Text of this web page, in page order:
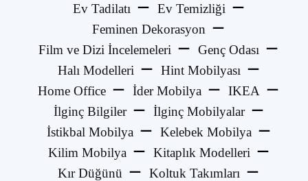
Ev Tadilatı
Ev Temizliği
Feminen Dekorasyon
Film ve Dizi İncelemeleri
Genç Odası
Halı Modelleri
Hint Mobilyası
Home Office
İder Mobilya
IKEA
İlginç Bilgiler
İlginç Mobilyalar
İstikbal Mobilya
Kelebek Mobilya
Kilim Mobilya
Kitaplık Modelleri
Kır Düğünü
Koltuk Takımları